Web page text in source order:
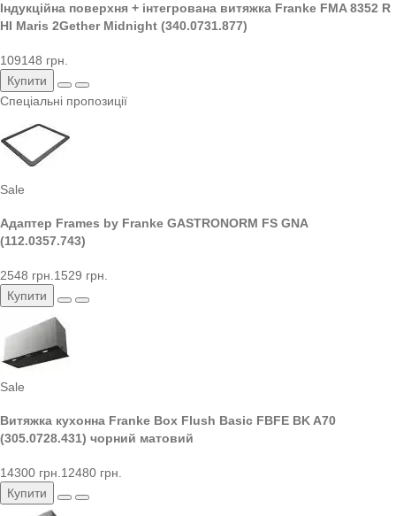
Індукційна поверхня + інтегрована витяжка Franke FMA 8352 R
HI Maris 2Gether Midnight (340.0731.877)
109148 грн.
Купити
Спеціальні пропозиції
Sale
Адаптер Frames by Franke GASTRONORM FS GNA
(112.0357.743)
2548 грн. 1529 грн.
Купити
Sale
Витяжка кухонна Franke Box Flush Basic FBFE BK A70
(305.0728.431) чорний матовий
14300 грн. 12480 грн.
Купити